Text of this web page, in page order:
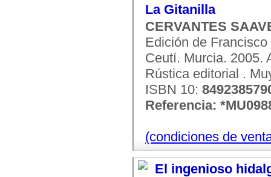
La Gitanilla
CERVANTES
Edición de
Ceutí. Murcia. 2005.
Rústica editorial .
ISBN 10:
Referencia:
(condiciones de
El ingenioso